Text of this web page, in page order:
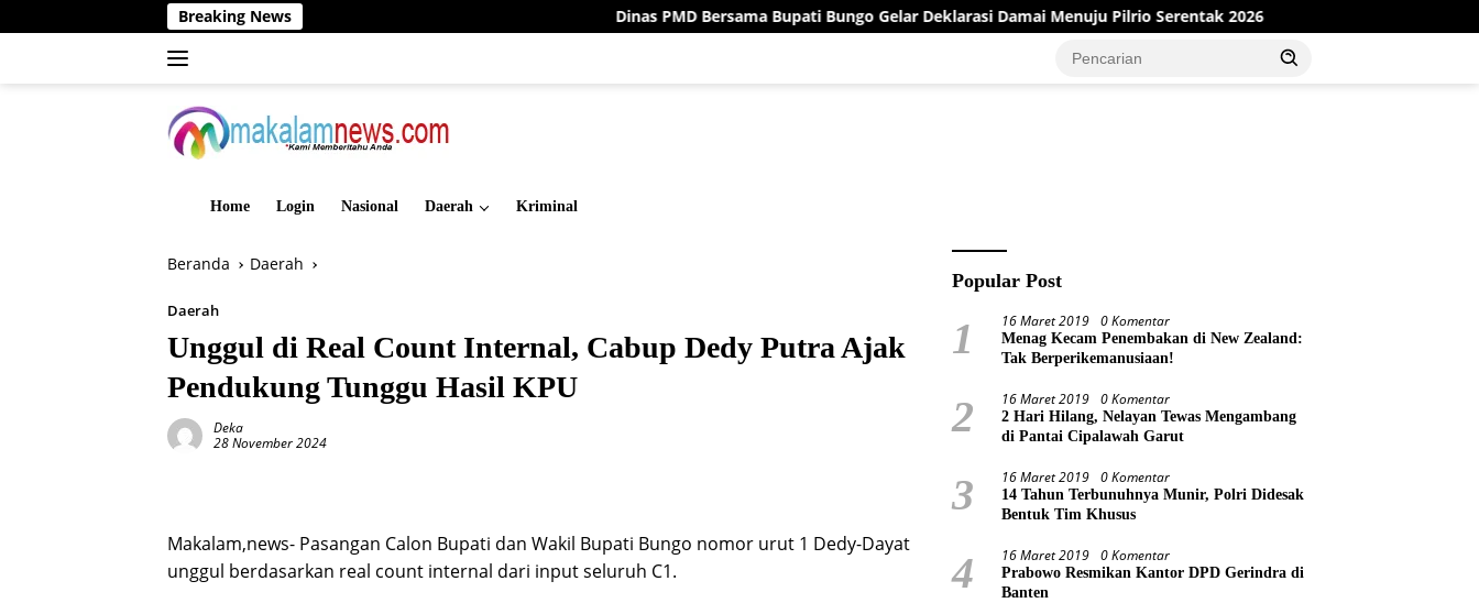
ke
Breaking News Dinas PMD Bersama Bupati Bungo Gelar Deklarasi Damai Menuju Pilrio Serentak 2026 Dinas PMD Bungo Sukses Gelar
Home Login Nasional Daerah Kriminal
Beranda Daerah
Daerah
Unggul di Real Count Internal, Cabup Dedy Putra Ajak
Pendukung Tunggu Hasil KPU
Deka
28 November 2024
Makalam,news- Pasangan Calon Bupati dan Wakil Bupati Bungo nomor urut 1 Dedy-Dayat
unggul berdasarkan real count internal dari input seluruh C1.
Popular Post
1 16 Maret 2019 0 Komentar
Menag Kecam Penembakan di New Zealand:
Tak Berperikemanusiaan!
2 16 Maret 2019 0 Komentar
2 Hari Hilang, Nelayan Tewas Mengambang
di Pantai Cipalawah Garut
3 16 Maret 2019 0 Komentar
14 Tahun Terbunuhnya Munir, Polri Didesak
Bentuk Tim Khusus
4 16 Maret 2019 0 Komentar
Prabowo Resmikan Kantor DPD Gerindra di
Banten